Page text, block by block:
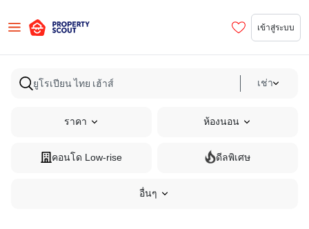
เข้าสู่ระบบ
เช่า
ราคา ห้องนอน
คอนโด Low-rise ดีลพิเศษ
อื่นๆ